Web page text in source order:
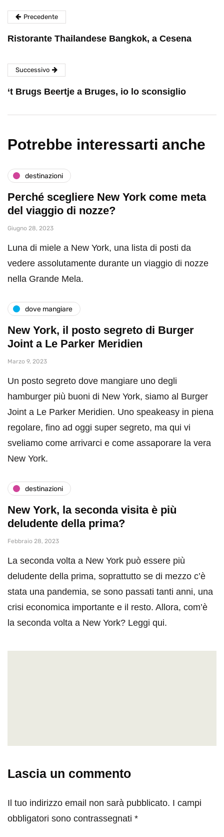
Precedente
Ristorante Thailandese Bangkok, a Cesena
Successivo
‘t Brugs Beertje a Bruges, io lo sconsiglio
Potrebbe interessarti anche
destinazioni
Perché scegliere New York come meta
del viaggio di nozze?
Giugno 28, 2023
Luna di miele a New York, una lista di posti da
vedere assolutamente durante un viaggio di nozze
nella Grande Mela.
dove mangiare
New York, il posto segreto di Burger
Joint a Le Parker Meridien
Marzo 9, 2023
Un posto segreto dove mangiare uno degli
hamburger più buoni di New York, siamo al Burger
Joint a Le Parker Meridien. Uno speakeasy in piena
regolare, fino ad oggi super segreto, ma qui vi
sveliamo come arrivarci e come assaporare la vera
New York.
destinazioni
New York, la seconda visita è più
deludente della prima?
Febbraio 28, 2023
La seconda volta a New York può essere più
deludente della prima, soprattutto se di mezzo c’è
stata una pandemia, se sono passati tanti anni, una
crisi economica importante e il resto. Allora, com’è
la seconda volta a New York? Leggi qui.
Lascia un commento
Il tuo indirizzo email non sarà pubblicato. I campi
obbligatori sono contrassegnati *